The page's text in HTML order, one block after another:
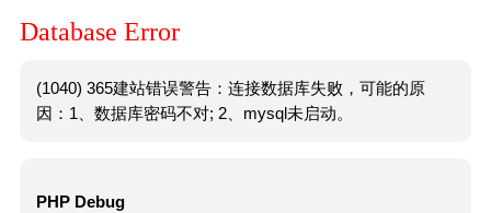
Database Error
(1040) 365建站错误警告：连接数据库失败，可能的原
因：1、数据库密码不对; 2、mysql未启动。
PHP Debug